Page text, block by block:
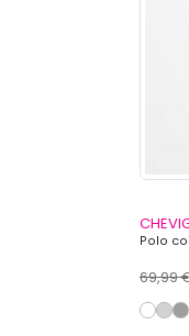
Polo
69,99